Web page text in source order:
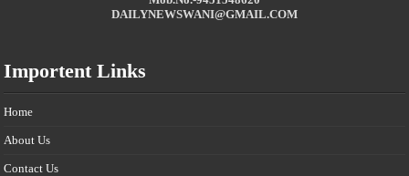
DAILYNEWSWANI@GMAIL.COM
Importent Links
Home
About Us
Contact Us